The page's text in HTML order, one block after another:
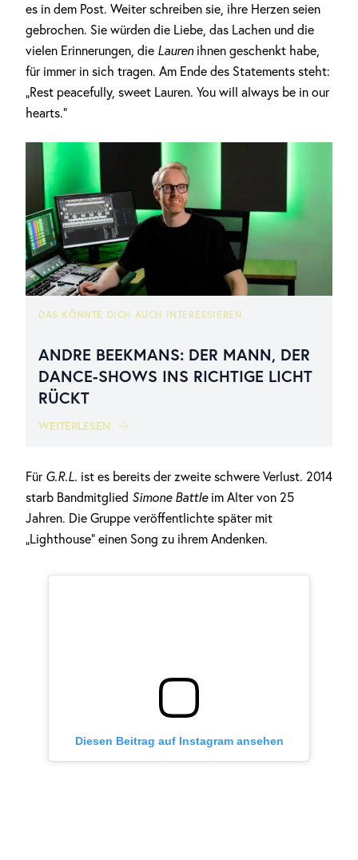
es in dem Post. Weiter schreiben sie, ihre Herzen seien
gebrochen. Sie würden die Liebe, das Lachen und die
vielen Erinnerungen, die Lauren ihnen geschenkt habe,
für immer in sich tragen. Am Ende des Statements steht:
„Rest peacefully, sweet Lauren. You will always be in our
hearts.“
DAS KÖNNTE DICH AUCH INTERESSIEREN
ANDRE BEEKMANS: DER MANN, DER
DANCE-SHOWS INS RICHTIGE LICHT
RÜCKT
WEITERLESEN
Für G.R.L. ist es bereits der zweite schwere Verlust. 2014
starb Bandmitglied Simone Battleim Alter von 25
Jahren. Die Gruppe veröffentlichte später mit
„Lighthouse“ einen Song zu ihrem Andenken.
Diesen Beitrag auf Instagram ansehen